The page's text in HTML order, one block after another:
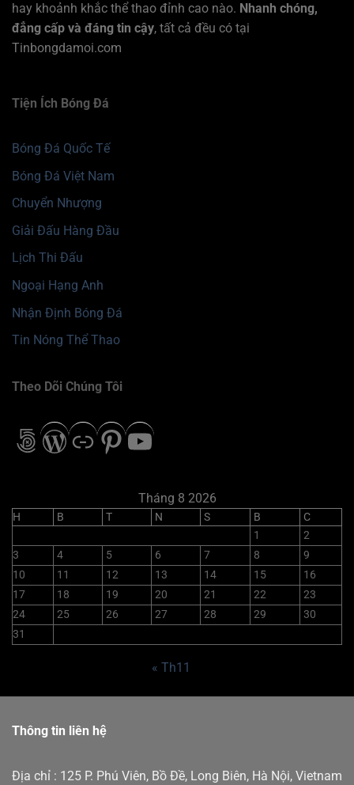
hay khoảnh khắc thể thao đỉnh cao nào. Nhanh chóng,
đẳng cấp và đáng tin cậy, tất cả đều có tại
Tinbongdamoi.com
Tiện Ích Bóng Đá
Bóng Đá Quốc Tế
Bóng Đá Việt Nam
Chuyển Nhượng
Giải Đấu Hàng Đầu
Lịch Thi Đấu
Ngoại Hạng Anh
Nhận Định Bóng Đá
Tin Nóng Thể Thao
Theo Dõi Chúng Tôi
500px
WordPress
Liên kếtPinterest
Youtube
Tháng 8 2026
H B T N S B
C
1
2
3
4 5 6 7 8
9
10
11 12 13 14 15
16
17
18 19 20 21 22
23
24
25 26 27 28 29
30
31
« Th11
Thông tin liên hệ
Địa chỉ : 125 P. Phú Viên, Bồ Đề, Long Biên, Hà Nội, Vietnam